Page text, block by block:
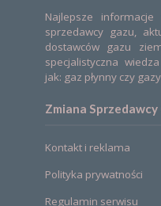
Najlepsze
sprzedawcy gazu,
dostawców gazu
specjalistyczna
jak: gaz płynny czy
Zmiana Sprzedawcy
Kontakt i reklama
Polityka prywatności
Regulamin serwisu